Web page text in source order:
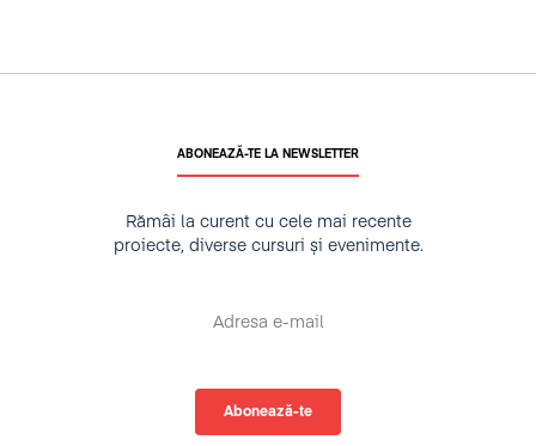
ABONEAZĂ-TE LA NEWSLETTER
Rămâi la curent cu cele mai recente
proiecte, diverse cursuri și evenimente.